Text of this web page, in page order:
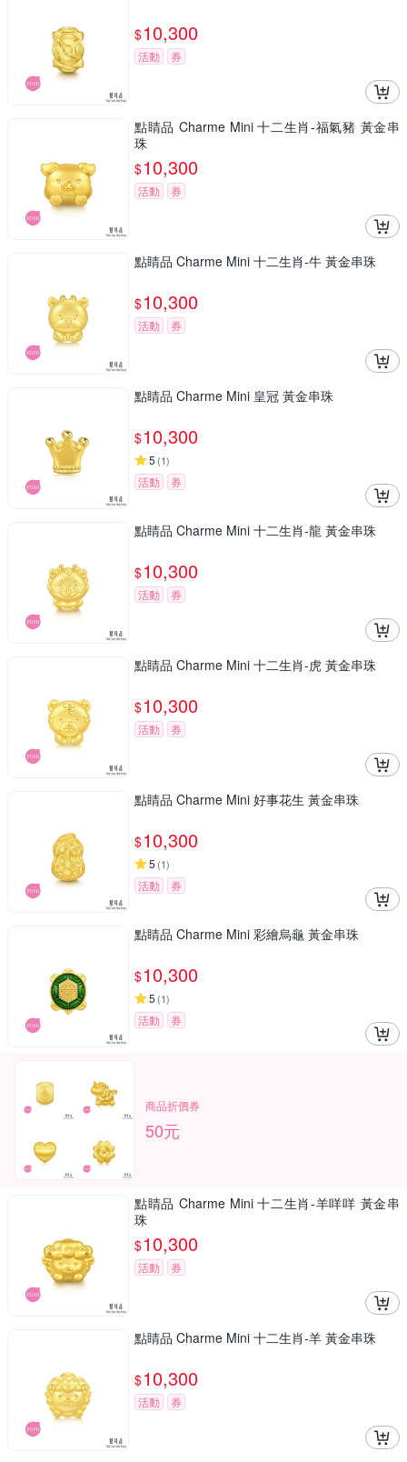
$10,300
活動 券
點睛品 Charme Mini 十二生肖-福氣豬 黃金串
珠
$10,300
活動 券
點睛品 Charme Mini 十二生肖-牛 黃金串珠
$10,300
活動 券
點睛品 Charme Mini 皇冠 黃金串珠
$10,300
5 (1)
活動 券
點睛品 Charme Mini 十二生肖-龍 黃金串珠
$10,300
活動 券
點睛品 Charme Mini 十二生肖-虎 黃金串珠
$10,300
活動 券
點睛品 Charme Mini 好事花生 黃金串珠
$10,300
5 (1)
活動 券
點睛品 Charme Mini 彩繪烏龜 黃金串珠
$10,300
5 (1)
活動 券
商品折價券
50元
點睛品 Charme Mini 十二生肖-羊咩咩 黃金串
珠
$10,300
活動 券
點睛品 Charme Mini 十二生肖-羊 黃金串珠
$10,300
活動 券